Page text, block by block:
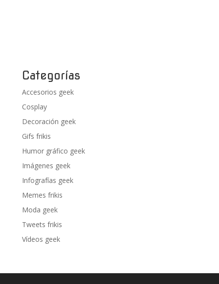
Categorías
Accesorios geek
Cosplay
Decoración geek
Gifs frikis
Humor gráfico geek
Imágenes geek
Infografías geek
Memes frikis
Moda geek
Tweets frikis
Vídeos geek